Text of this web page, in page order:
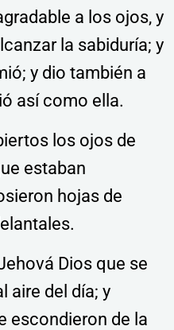
a los ojos, y
la sabiduría; y
y dio también a
así como ella.
los ojos de
estaban
hojas de
Dios que se
aire del día; y
escondieron de la